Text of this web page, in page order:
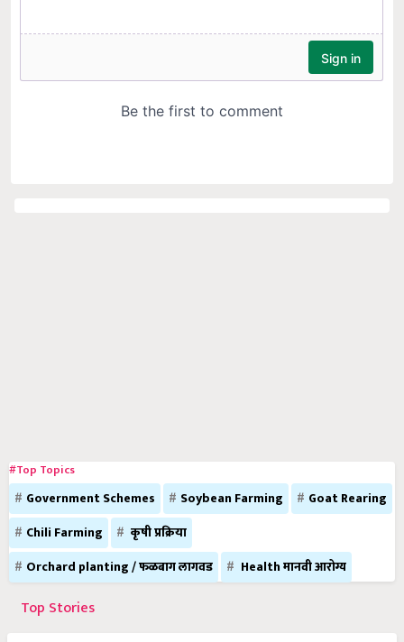
#Top Topics
Government Schemes Soybean Farming
Goat Rearing
Chili Farming
कृषी प्रक्रिया
Orchard planting / फळबाग लागवड
Health मानवी आरोग्य
Top Stories